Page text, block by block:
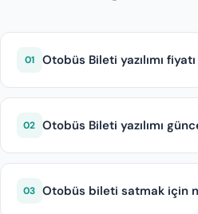
01 Otobüs Bileti yazılımı
0850 346 68 40
02 Otobüs Bileti yazılımı
Otobüs bileti yazılımımız
güncellenen bir yapıya
ihtiyaçları belirliyor ve
03 Otobüs bileti satmak için